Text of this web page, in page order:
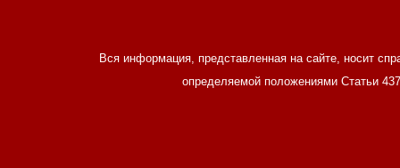
Вся информация, представленная на сайте, носит
определяемой положениями Статьи